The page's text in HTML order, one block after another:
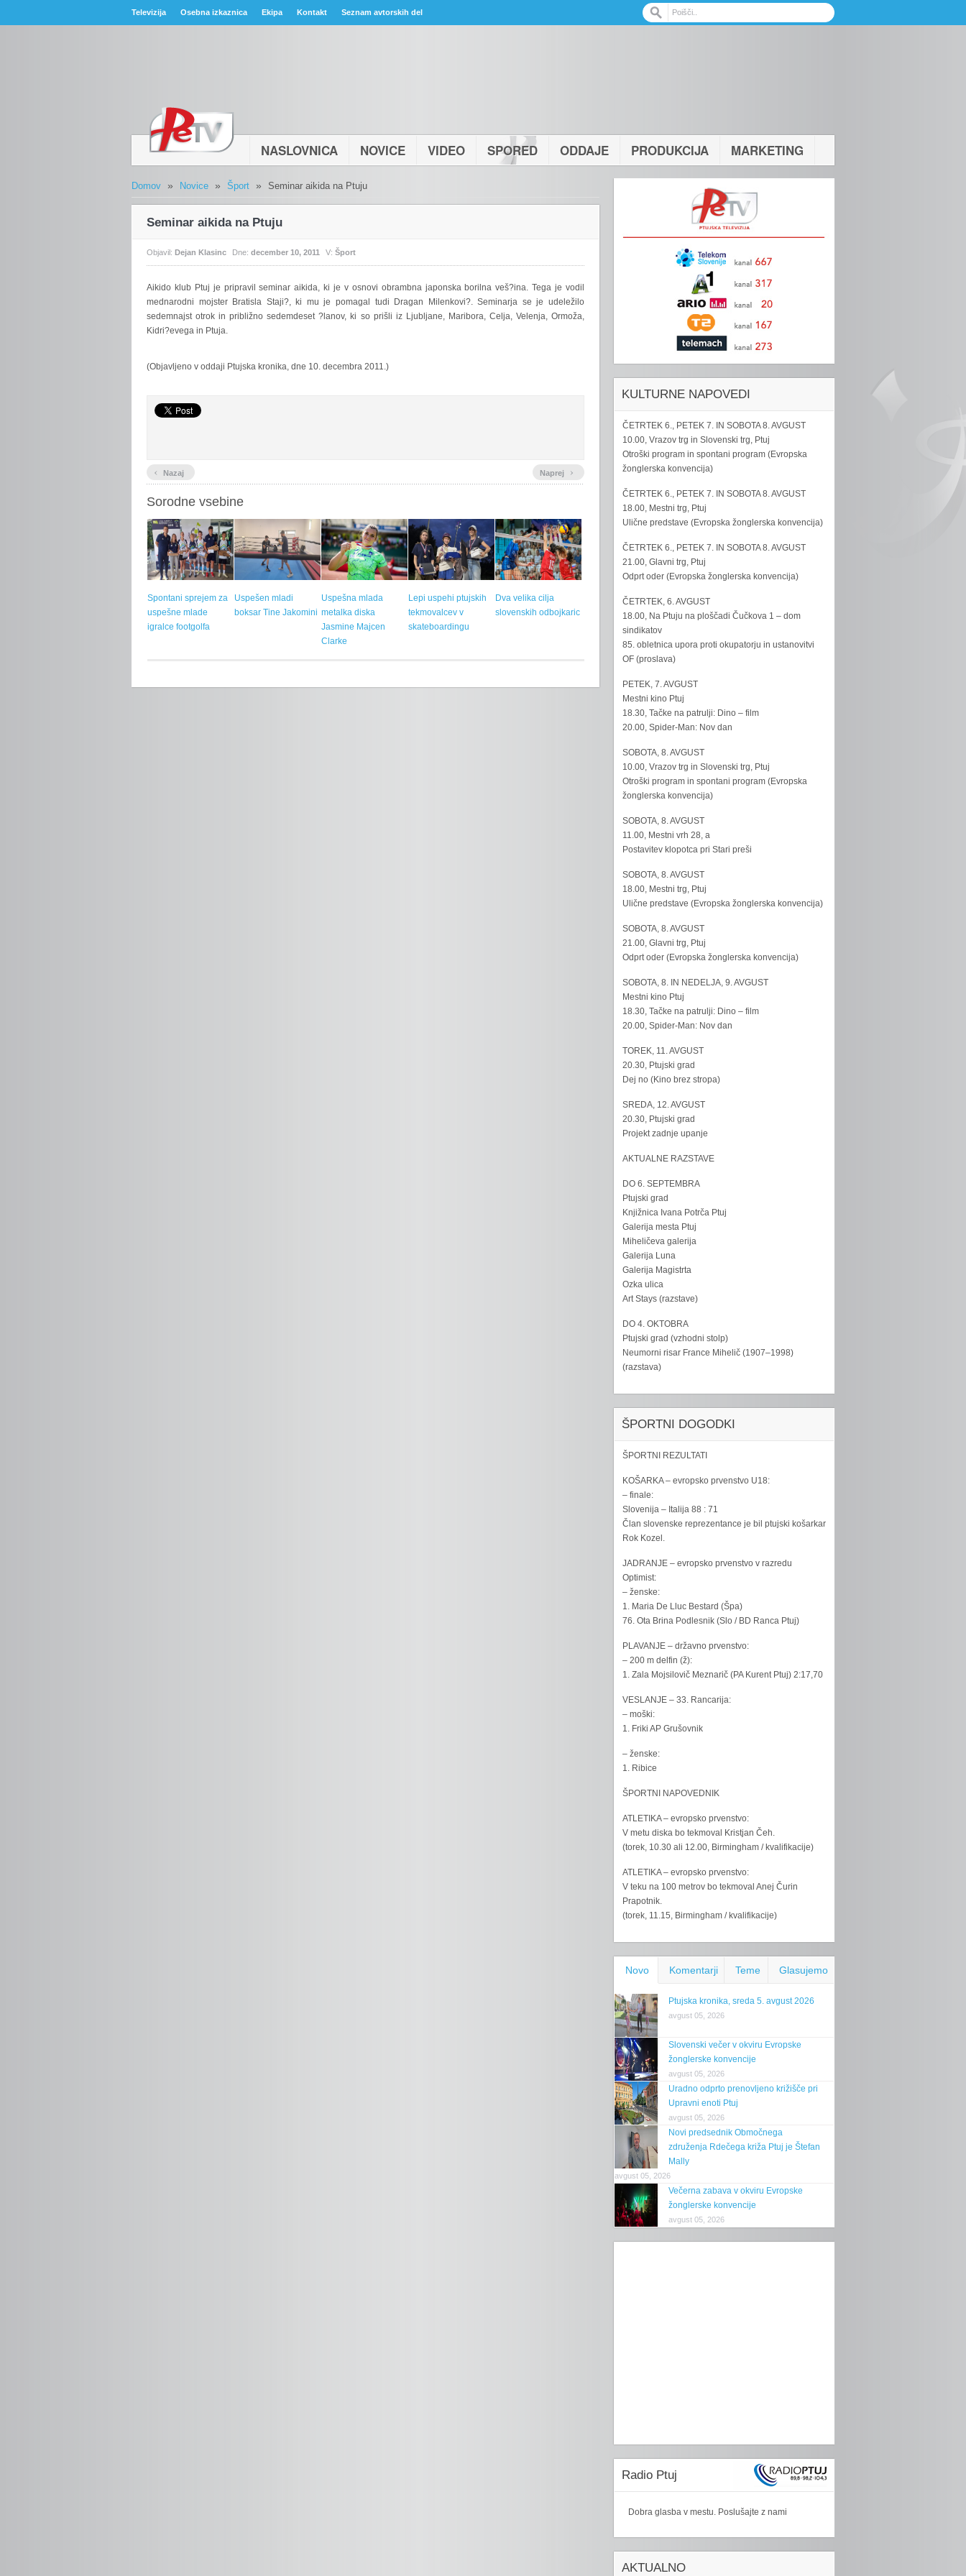
Televizija Osebna izkaznica Ekipa Kontakt Seznam avtorskih del
NASLOVNICA NOVICE VIDEO SPORED ODDAJE PRODUKCIJA MARKETING
Domov » Novice » Šport » Seminar aikida na Ptuju
Seminar aikida na Ptuju
Objavil: Dejan Klasinc Dne: december 10, 2011 V: Šport
Aikido klub Ptuj je pripravil seminar aikida, ki je v osnovi obrambna japonska borilna veš?ina. Tega je vodil
mednarodni mojster Bratisla Staji?, ki mu je pomagal tudi Dragan Milenkovi?. Seminarja se je udeležilo
sedemnajst otrok in približno sedemdeset ?lanov, ki so prišli iz Ljubljane, Maribora, Celja, Velenja, Ormoža,
Kidri?evega in Ptuja.
(Objavljeno v oddaji Ptujska kronika, dne 10. decembra 2011.)
‹ Nazaj Naprej ›
Sorodne vsebine
Spontani sprejem za
uspešne mlade
igralce footgolfa
Uspešen mladi
boksar Tine Jakomini
Uspešna mlada
metalka diska
Jasmine Majcen
Clarke
Lepi uspehi ptujskih
tekmovalcev v
skateboardingu
Dva velika cilja
slovenskih odbojkaric
KULTURNE NAPOVEDI
ČETRTEK 6., PETEK 7. IN SOBOTA 8. AVGUST
10.00, Vrazov trg in Slovenski trg, Ptuj
Otroški program in spontani program (Evropska
žonglerska konvencija)
ČETRTEK 6., PETEK 7. IN SOBOTA 8. AVGUST
18.00, Mestni trg, Ptuj
Ulične predstave (Evropska žonglerska konvencija)
ČETRTEK 6., PETEK 7. IN SOBOTA 8. AVGUST
21.00, Glavni trg, Ptuj
Odprt oder (Evropska žonglerska konvencija)
ČETRTEK, 6. AVGUST
18.00, Na Ptuju na ploščadi Čučkova 1 – dom
sindikatov
85. obletnica upora proti okupatorju in ustanovitvi
OF (proslava)
PETEK, 7. AVGUST
Mestni kino Ptuj
18.30, Tačke na patrulji: Dino – film
20.00, Spider-Man: Nov dan
SOBOTA, 8. AVGUST
10.00, Vrazov trg in Slovenski trg, Ptuj
Otroški program in spontani program (Evropska
žonglerska konvencija)
SOBOTA, 8. AVGUST
11.00, Mestni vrh 28, a
Postavitev klopotca pri Stari preši
SOBOTA, 8. AVGUST
18.00, Mestni trg, Ptuj
Ulične predstave (Evropska žonglerska konvencija)
SOBOTA, 8. AVGUST
21.00, Glavni trg, Ptuj
Odprt oder (Evropska žonglerska konvencija)
SOBOTA, 8. IN NEDELJA, 9. AVGUST
Mestni kino Ptuj
18.30, Tačke na patrulji: Dino – film
20.00, Spider-Man: Nov dan
TOREK, 11. AVGUST
20.30, Ptujski grad
Dej no (Kino brez stropa)
SREDA, 12. AVGUST
20.30, Ptujski grad
Projekt zadnje upanje
AKTUALNE RAZSTAVE
DO 6. SEPTEMBRA
Ptujski grad
Knjižnica Ivana Potrča Ptuj
Galerija mesta Ptuj
Miheličeva galerija
Galerija Luna
Galerija Magistrta
Ozka ulica
Art Stays (razstave)
DO 4. OKTOBRA
Ptujski grad (vzhodni stolp)
Neumorni risar France Mihelič (1907–1998)
(razstava)
ŠPORTNI DOGODKI
ŠPORTNI REZULTATI
KOŠARKA – evropsko prvenstvo U18:
– finale:
Slovenija – Italija 88 : 71
Član slovenske reprezentance je bil ptujski košarkar
Rok Kozel.
JADRANJE – evropsko prvenstvo v razredu
Optimist:
– ženske:
1. Maria De Lluc Bestard (Špa)
76. Ota Brina Podlesnik (Slo / BD Ranca Ptuj)
PLAVANJE – državno prvenstvo:
– 200 m delfin (ž):
1. Zala Mojsilovič Meznarič (PA Kurent Ptuj) 2:17,70
VESLANJE – 33. Rancarija:
– moški:
1. Friki AP Grušovnik
– ženske:
1. Ribice
ŠPORTNI NAPOVEDNIK
ATLETIKA – evropsko prvenstvo:
V metu diska bo tekmoval Kristjan Čeh.
(torek, 10.30 ali 12.00, Birmingham / kvalifikacije)
ATLETIKA – evropsko prvenstvo:
V teku na 100 metrov bo tekmoval Anej Čurin
Prapotnik.
(torek, 11.15, Birmingham / kvalifikacije)
Novo Komentarji Teme Glasujemo
Ptujska kronika, sreda 5. avgust 2026
avgust 05, 2026
Slovenski večer v okviru Evropske
žonglerske konvencije
avgust 05, 2026
Uradno odprto prenovljeno križišče pri
Upravni enoti Ptuj
avgust 05, 2026
Novi predsednik Območnega
združenja Rdečega križa Ptuj je Štefan
Mally
avgust 05, 2026
Večerna zabava v okviru Evropske
žonglerske konvencije
avgust 05, 2026
Radio Ptuj
Dobra glasba v mestu. Poslušajte z nami
AKTUALNO